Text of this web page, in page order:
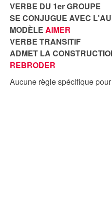
VERBE DU 1er GROUPE
SE CONJUGUE AVEC
MODÈLE AIMER
VERBE TRANSITIF
ADMET LA
REBRODER
Aucune règle spécifique